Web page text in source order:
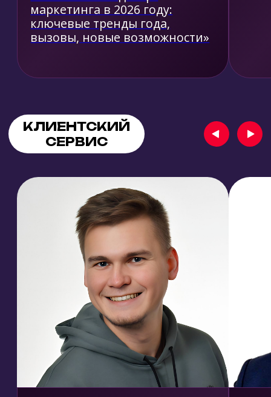
Присоединяйтесь к форуму для
обмена опытом и знаниями в
маркетинге, клиентском сервисе,
продажах, внедрению ИИ
и личным брендом. Расскажите о
своих успешных практиках и помогите
участникам освоить новые тренды.
СТАТЬ СПИКЕРОМ
ВЫСТАВКА
ДЛЯ ПОСЕТИТЕЛЕЙ
Услышите опыт коллег и заберете